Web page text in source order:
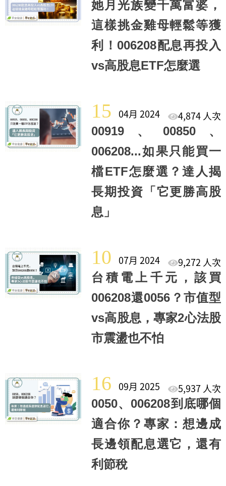
她月光族變千萬富婆，
這樣挑金雞母輕鬆等獲
利！006208配息再投入
vs高股息ETF怎麼選
15 04月 2024
4,874 人次
00919、00850、
006208...如果只能買一
檔ETF怎麼選？達人揭
長期投資「它更勝高股
息」
10 07月 2024
9,272 人次
台積電上千元，該買
006208還0056？市值型
vs高股息，專家2心法股
市震盪也不怕
16 09月 2025
5,937 人次
0050、006208到底哪個
適合你？專家：想邊成
長邊領配息選它，還有
利節稅